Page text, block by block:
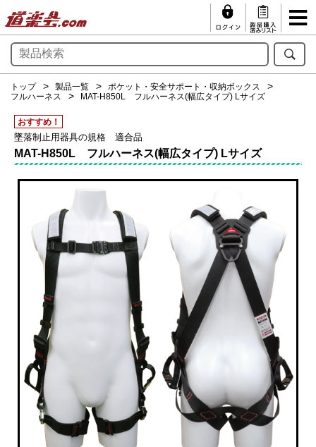
トップ 製品一覧
ポケット・安全サポート・収納ボックス
フルハーネス
MAT-H850L フルハーネス(幅広タイプ) Lサイズ
おすすめ！
墜落制止用器具の規格 適合品
MAT-H850L フルハーネス(幅広タイプ) Lサイズ